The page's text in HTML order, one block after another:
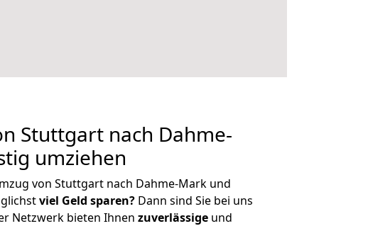
Stuttgart nach Dahme-
umziehen
von Stuttgart nach Dahme-Mark und
viel Geld sparen? Dann sind Sie bei uns
Netzwerk bieten Ihnen zuverlässige und